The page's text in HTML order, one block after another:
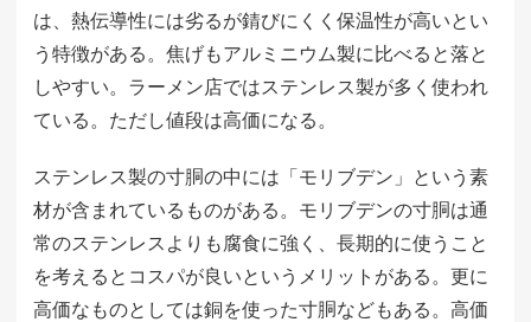
は、熱伝導性には劣るが錆びにくく保温性が高いとい
う特徴がある。焦げもアルミニウム製に比べると落と
しやすい。ラーメン店ではステンレス製が多く使われ
ている。ただし値段は高価になる。
ステンレス製の寸胴の中には「モリブデン」という素
材が含まれているものがある。モリブデンの寸胴は通
常のステンレスよりも腐食に強く、長期的に使うこと
を考えるとコスパが良いというメリットがある。更に
高価なものとしては銅を使った寸胴などもある。高価